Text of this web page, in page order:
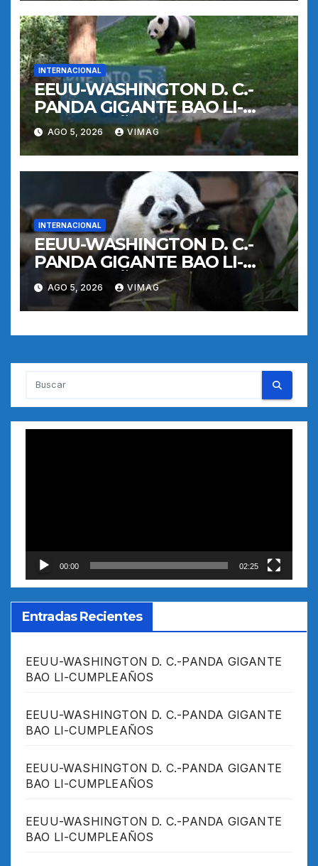
INTERNACIONAL
EEUU-WASHINGTON D. C.-
PANDA GIGANTE BAO LI-
CUMPLEAÑOS
AGO 5, 2026 VIMAG
INTERNACIONAL
EEUU-WASHINGTON D. C.-
PANDA GIGANTE BAO LI-
CUMPLEAÑOS
AGO 5, 2026 VIMAG
00:00 02:25
Entradas Recientes
EEUU-WASHINGTON D. C.-PANDA GIGANTE
BAO LI-CUMPLEAÑOS
EEUU-WASHINGTON D. C.-PANDA GIGANTE
BAO LI-CUMPLEAÑOS
EEUU-WASHINGTON D. C.-PANDA GIGANTE
BAO LI-CUMPLEAÑOS
EEUU-WASHINGTON D. C.-PANDA GIGANTE
BAO LI-CUMPLEAÑOS